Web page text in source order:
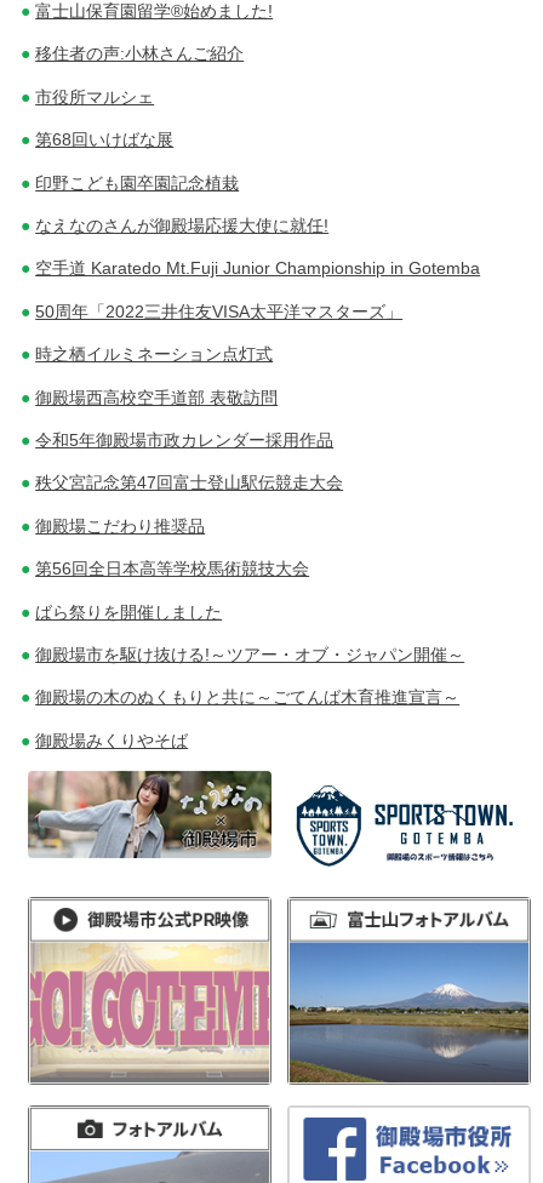
富士山保育園留学®始めました!
移住者の声:小林さんご紹介
市役所マルシェ
第68回いけばな展
印野こども園卒園記念植栽
なえなのさんが御殿場応援大使に就任!
空手道 Karatedo Mt.Fuji Junior Championship in Gotemba
50周年「2022三井住友VISA太平洋マスターズ」
時之栖イルミネーション点灯式
御殿場西高校空手道部 表敬訪問
令和5年御殿場市政カレンダー採用作品
秩父宮記念第47回富士登山駅伝競走大会
御殿場こだわり推奨品
第56回全日本高等学校馬術競技大会
ばら祭りを開催しました
御殿場市を駆け抜ける!～ツアー・オブ・ジャパン開催～
御殿場の木のぬくもりと共に～ごてんば木育推進宣言～
御殿場みくりやそば